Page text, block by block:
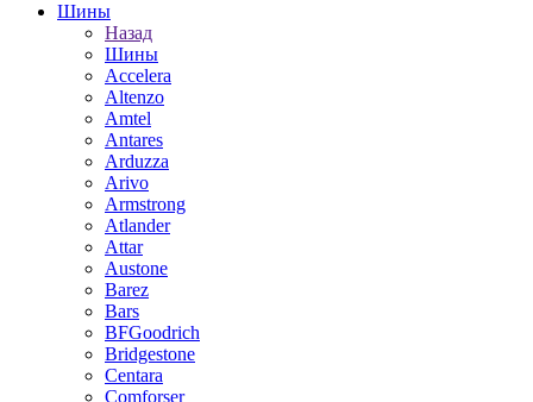
Шины
Назад
Шины
Accelera
Altenzo
Amtel
Antares
Arduzza
Arivo
Armstrong
Atlander
Attar
Austone
Barez
Bars
BFGoodrich
Bridgestone
Centara
Comforser